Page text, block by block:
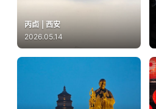
丙卣 | 西安
2026.05.14